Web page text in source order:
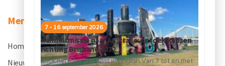
7 - 16 september 2026
Handelsmissie naar Australië: ontdek kansen
richting Brisbane 2032
Click here for the post in English Van 7 tot en met
Menu
Home
Nieuws